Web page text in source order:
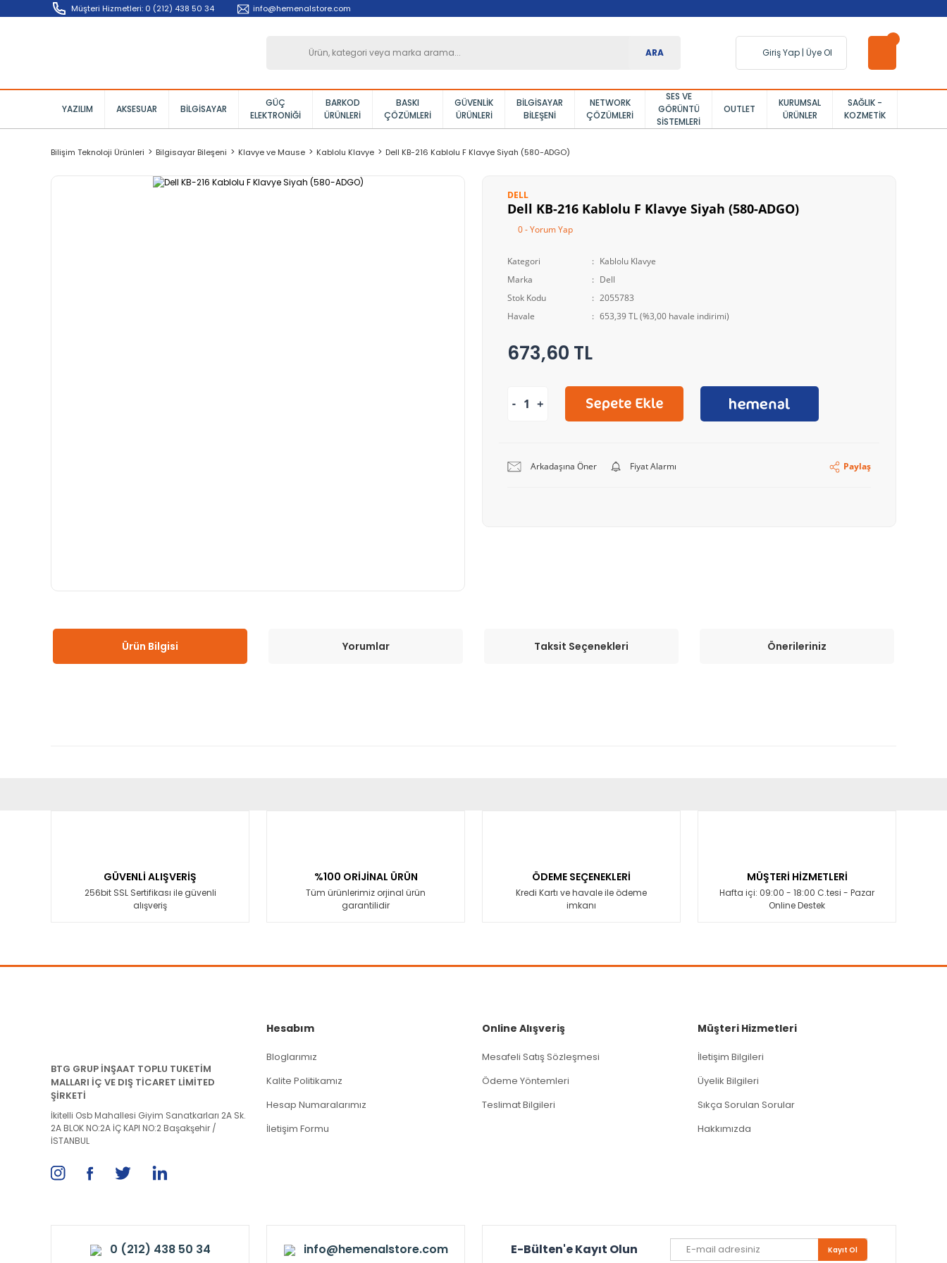
Müşteri Hizmetleri: 0 (212) 438 50 34 info@hemenalstore.com
ARA Giriş Yap | Üye Ol
YAZILIM AKSESUAR BILGISAYAR
GÜÇ
ELEKTRONIĞI
BARKOD
ÜRÜNLERI
BASKI
ÇÖZÜMLERI
GÜVENLIK
ÜRÜNLERI
BILGISAYAR
BILEŞENI
NETWORK
ÇÖZÜMLERI
SES VE
GÖRÜNTÜ
SISTEMLERI
OUTLET
KURUMSAL
ÜRÜNLER
SAĞLIK -
KOZMETIK
Bilişim Teknoloji Ürünleri Bilgisayar Bileşeni Klavye ve Mause Kablolu Klavye Dell KB-216 Kablolu F Klavye Siyah (580-ADGO)
DELL
Dell KB-216 Kablolu F Klavye Siyah (580-ADGO)
0 - Yorum Yap
Kategori
Kablolu Klavye
Marka
Dell
Stok Kodu
2055783
Havale
653,39 TL (%3,00 havale indirimi)
673,60 TL
Arkadaşına Öner Fiyat Alarmı Paylaş
Ürün Bilgisi Yorumlar Taksit Seçenekleri Önerileriniz
Ürün bilgilerinde hatalar bulunuyor.
Ürün fiyatı diğer sitelerden daha pahalı.
GÜVENLİ ALIŞVERİŞ
256bit SSL Sertifikası ile güvenli
alışveriş
%100 ORİJİNAL ÜRÜN
Tüm ürünlerimiz orjinal ürün
garantilidir
ÖDEME SEÇENEKLERİ
Kredi Kartı ve havale ile ödeme
imkanı
MÜŞTERİ HİZMETLERİ
Hafta içi: 09:00 - 18:00 C.tesi - Pazar
Online Destek
BTG GRUP İNŞAAT TOPLU TUKETİM
MALLARI İÇ VE DIŞ TİCARET LİMİTED
ŞİRKETİ
İkitelli Osb Mahallesi Giyim Sanatkarları 2A Sk.
2A BLOK NO:2A İÇ KAPI NO:2 Başakşehir /
İSTANBUL
Hesabım
Bloglarımız
Kalite Politikamız
Hesap Numaralarımız
İletişim Formu
Online Alışveriş
Mesafeli Satış Sözleşmesi
Ödeme Yöntemleri
Teslimat Bilgileri
Müşteri Hizmetleri
İletişim Bilgileri
Üyelik Bilgileri
Sıkça Sorulan Sorular
Hakkımızda
0 (212) 438 50 34 info@hemenalstore.com E-Bülten'e Kayıt Olun Kayıt Ol